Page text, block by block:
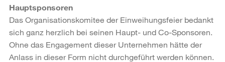
Hauptsponsoren
Das Organisationskomitee der Einweihungsfeier bedankt
sich ganz herzlich bei seinen Haupt- und Co-Sponsoren.
Ohne das Engagement dieser Unternehmen hätte der
Anlass in dieser Form nicht durchgeführt werden können.